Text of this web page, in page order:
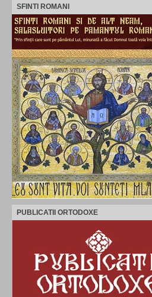
SFINTI ROMANI
PUBLICATII ORTODOXE